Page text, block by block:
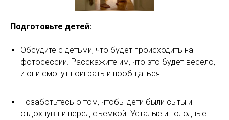
Подготовьте детей:
Обсудите с детьми, что будет происходить на
фотосессии. Расскажите им, что это будет весело,
и они смогут поиграть и пообщаться.
Позаботьтесь о том, чтобы дети были сыты и
отдохнувши перед съемкой. Усталые и голодные